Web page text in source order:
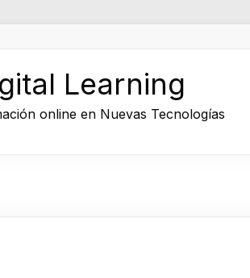
Learning
online en Nuevas Tecnologías